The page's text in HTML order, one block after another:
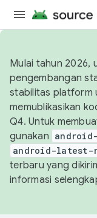
Mulai tahun 2026,
pengembangan
stabilitas platform
memublikasikan
Q4. Untuk
gunakan
android-latest-
terbaru yang
informasi